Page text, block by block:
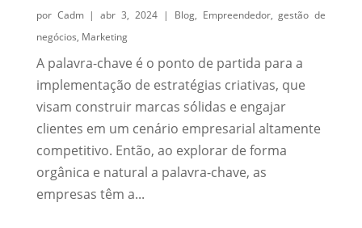
por Cadm|abr 3, 2024 | Blog, Empreendedor,gestão de
negócios, Marketing
A palavra-chave é o ponto de partida para a
implementação de estratégias criativas, que
visam construir marcas sólidas e engajar
clientes em um cenário empresarial altamente
competitivo. Então, ao explorar de forma
orgânica e natural a palavra-chave, as
empresas têm a...